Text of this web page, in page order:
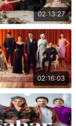
02:13:27
02:16:03